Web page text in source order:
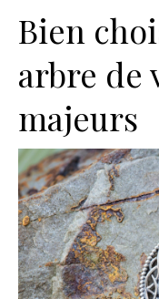
Bien
arbre de
majeurs